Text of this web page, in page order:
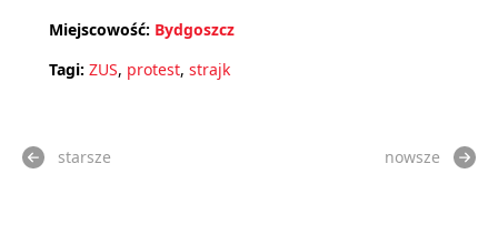
Miejscowość: Bydgoszcz
Tagi: ZUS, protest, strajk
starsze nowsze